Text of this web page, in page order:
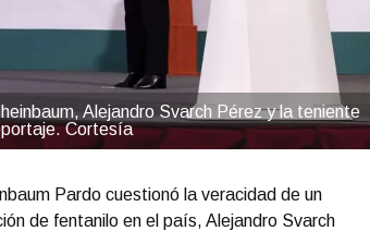
Alejandro Svarch Pérez y la teniente
Cortesía
Pardo cuestionó la veracidad de un
de fentanilo en el país, Alejandro Svarch